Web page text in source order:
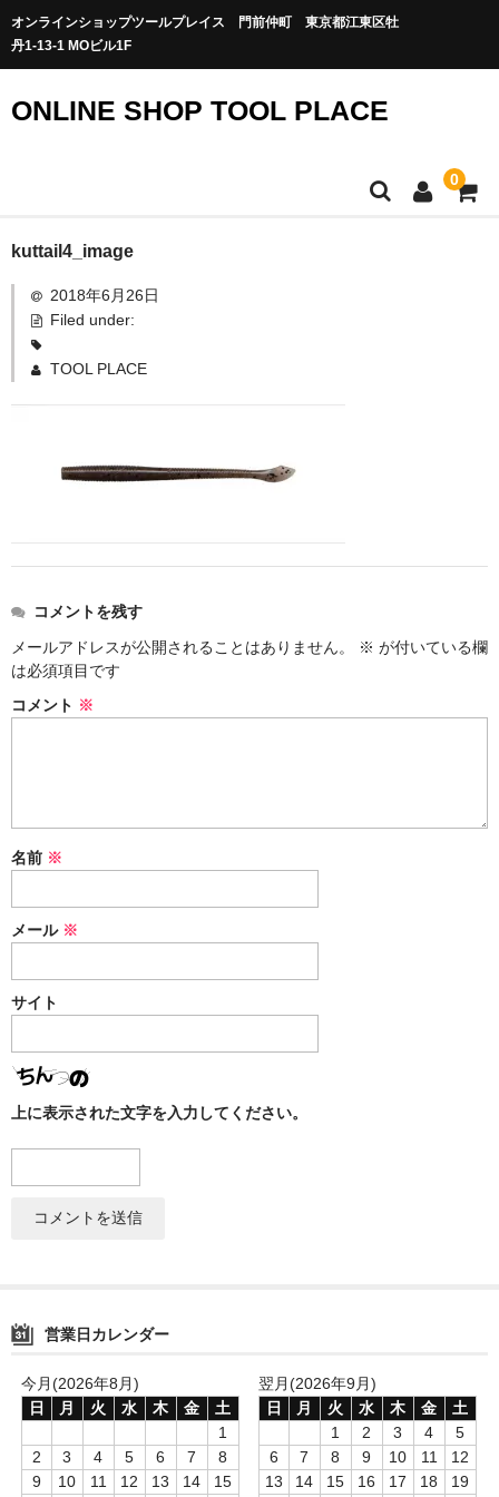
オンラインショップツールプレイス 門前仲町 東京都江東区牡
丹1-13-1 MOビル1F
ONLINE SHOP TOOL PLACE
0
kuttail4_image
2018年6月26日
Filed under:
TOOL PLACE
コメントを残す
メールアドレスが公開されることはありません。
※ が付いている欄
は必須項目です
コメント ※
名前 ※
メール ※
サイト
上に表示された文字を入力してください。
営業日カレンダー
今月(2026年8月)
日
月 火 水 木 金
土
1
2
3 4 5 6 7
8
9
10 11 12 13 14
15
翌月(2026年9月)
日
月 火 水 木 金
土
1
2 3 4
5
6
7 8 9 10 11
12
13
14 15 16 17 18
19